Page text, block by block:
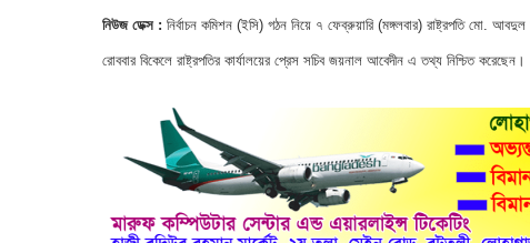
নিউজ ডেক্স : নির্বাচন কমিশন (ইসি) গঠন নিয়ে ৭ ফেব্রুয়ারি (মঙ্গলবার) রাষ্ট্রপতি মো. আবদুল
রোববার বিকেলে রাষ্ট্রপতির কার্যালয়ের প্রেস সচিব জয়নাল আবেদীন এ তথ্য নিশ্চিত করেছেন।